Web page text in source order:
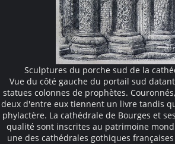
Sculptures du porche sud de la
Vue du côté gauche du portail sud
statues colonnes de prophètes.
deux d'entre eux tiennent un livre tandis
phylactère. La cathédrale de Bourges et
qualité sont inscrites au patrimoine
une des cathédrales gothiques